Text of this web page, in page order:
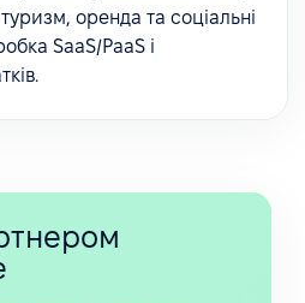
оренда та соціальні
SaaS/PaaS і